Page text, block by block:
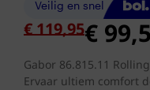
€119,95
was:
€
Huidige
is:
Gabor 86.815.11
Ervaar ultiem comfort